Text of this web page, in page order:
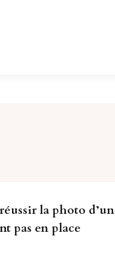
la photo d’un
pas en place